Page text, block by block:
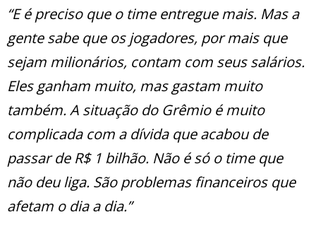
“E é preciso que o time entregue mais. Mas a
gente sabe que os jogadores, por mais que
sejam milionários, contam com seus salários.
Eles ganham muito, mas gastam muito
também. A situação do Grêmio é muito
complicada com a dívida que acabou de
passar de R$ 1 bilhão. Não é só o time que
não deu liga. São problemas financeiros que
afetam o dia a dia.”